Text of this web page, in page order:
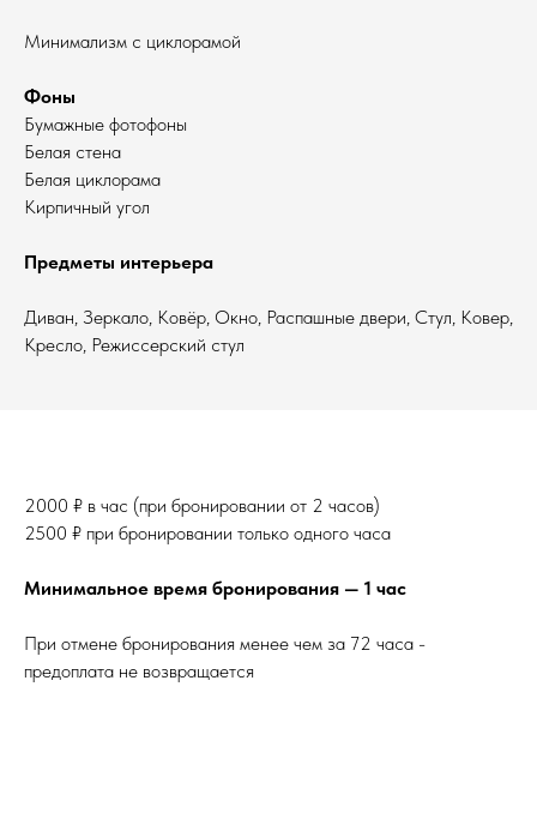
Минимализм с циклорамой
Фоны
Бумажные фотофоны
Белая стена
Белая циклорама
Кирпичный угол
Предметы интерьера
Диван, Зеркало, Ковёр, Окно, Распашные двери, Стул, Ковер,
Кресло, Режиссерский стул
2000 ₽ в час (при бронировании от 2 часов)
2500 ₽ при бронировании только одного часа
Минимальное время бронирования — 1 час
При отмене бронирования менее чем за 72 часа -
предоплата не возвращается